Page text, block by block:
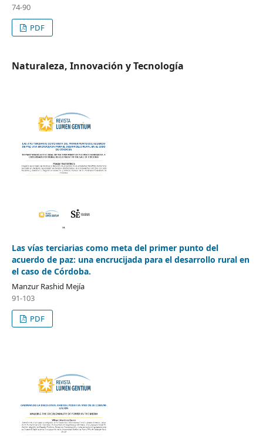
74-90
PDF
Naturaleza, Innovación y Tecnología
Las vías terciarias como meta del primer punto del
acuerdo de paz: una encrucijada para el desarrollo rural en
el caso de Córdoba.
Manzur Rashid Mejía
91-103
PDF